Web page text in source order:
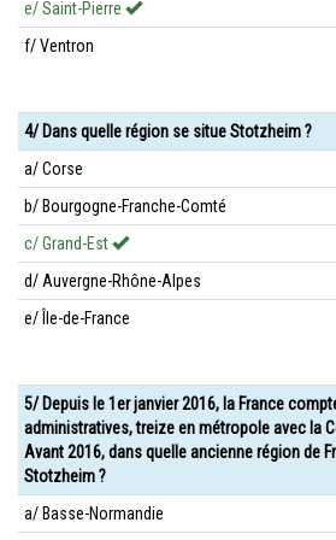
e/ Saint-Pierre
f/ Ventron
4/ Dans quelle région se situe Stotzheim ?
a/ Corse
b/ Bourgogne-Franche-Comté
c/ Grand-Est
d/ Auvergne-Rhône-Alpes
e/ Île-de-France
5/ Depuis le 1er janvier 2016, la France
administratives, treize en métropole avec la
Avant 2016, dans quelle ancienne région de
Stotzheim ?
a/ Basse-Normandie